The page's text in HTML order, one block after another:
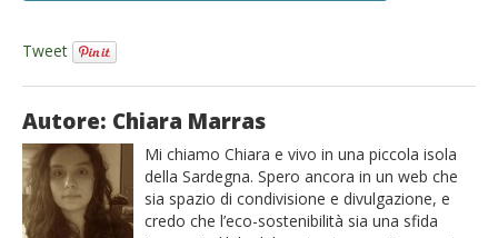
Tweet
Autore: Chiara Marras
Mi chiamo Chiara e vivo in una piccola isola
della Sardegna. Spero ancora in un web che
sia spazio di condivisione e divulgazione, e
credo che l’eco-sostenibilità sia una sfida